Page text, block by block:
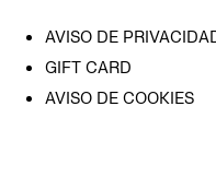
AVISO DE
GIFT CARD
AVISO DE COOKIES